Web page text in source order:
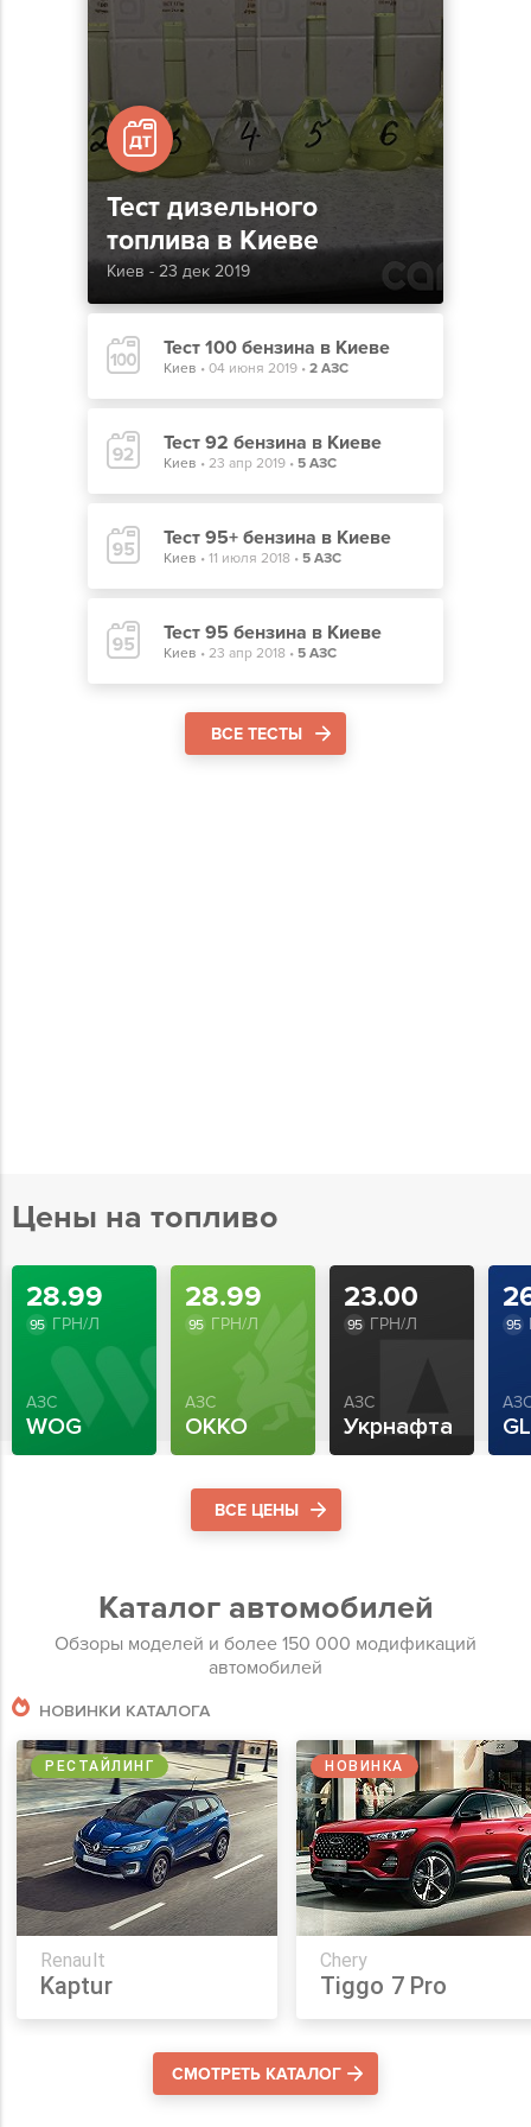
Тест дизельного
топлива в Киеве
Киев - 23 дек 2019
Тест 100 бензина в Киеве
Киев • 04 июня 2019 • 2 АЗС
Тест 92 бензина в Киеве
Киев • 23 апр 2019 • 5 АЗС
Тест 95+ бензина в Киеве
Киев • 11 июля 2018 • 5 АЗС
Тест 95 бензина в Киеве
Киев • 23 апр 2018 • 5 АЗС
ВСЕ ТЕСТЫ
Цены на топливо
28.99
95 ГРН/Л
АЗС
WOG
28.99
95 ГРН/Л
АЗС
OKKO
23.00
95 ГРН/Л
АЗС
Укрнафта
95
ВСЕ ЦЕНЫ
Каталог автомобилей
Обзоры моделей и более 150 000 модификаций
автомобилей
НОВИНКИ КАТАЛОГА
РЕСТАЙЛИНГ
Renault
Kaptur
НОВИНКА
Chery
Tiggo 7 Pro
СМОТРЕТЬ КАТАЛОГ